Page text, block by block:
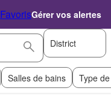
FavorisGérer vos alertes
District
Salles de bains Type